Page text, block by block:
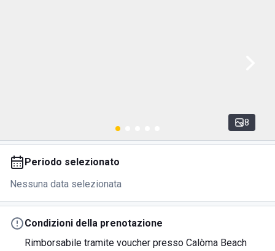
8
Periodo selezionato
Nessuna data selezionata
Condizioni della prenotazione
Rimborsabile tramite voucher presso Calòma Beach